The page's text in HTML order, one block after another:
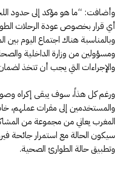
وأضافت: “ما هو مؤكد إلى حدود
أي قرار بخصوص عودة الرحلات
وبالمناسبة هناك اجتماع اليوم بين
ومسؤولين من وزارة الداخلية
والإجراءات التي يجب أن تتخذ
ورغم كل هذاً، سوف يبقى إكراه
والمستخدمين إلى مقرات عملهم،
المغرب يعاني من مجموعة من
سيكون الحالة مع استمرار جائحة
وتطبيق حالة الطوارئ الصحية.